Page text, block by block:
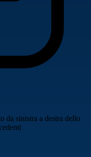
da sinistra a destra dello